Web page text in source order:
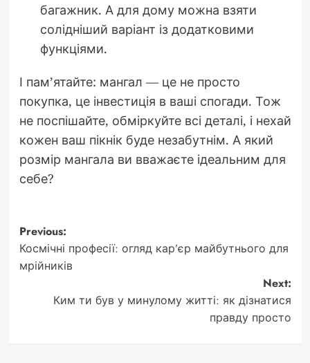
багажник. А для дому можна взяти
солідніший варіант із додатковими
функціями.
І пам’ятайте: мангал — це не просто
покупка, це інвестиція в ваші спогади. Тож
не поспішайте, обміркуйте всі деталі, і нехай
кожен ваш пікнік буде незабутнім. А який
розмір мангала ви вважаєте ідеальним для
себе?
Post
navigation
Previous:
Космічні професії: огляд кар’єр майбутнього для
мрійників
Next:
Ким ти був у минулому житті: як дізнатися
правду просто